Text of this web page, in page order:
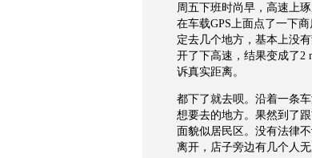
周五下班时尚早，高速上
在车载GPS上面点了一下
定去几个地方，基本上没
开了下高速，结果变成了2
诉真实距离。
都下了就去呗。沿着一条
想要去的地方。果然到了
面貌似居民区。没有法律
离开，店子旁边有几个人